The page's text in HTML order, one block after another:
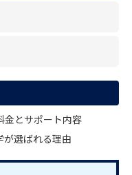
金とサポート内容
が選ばれる理由